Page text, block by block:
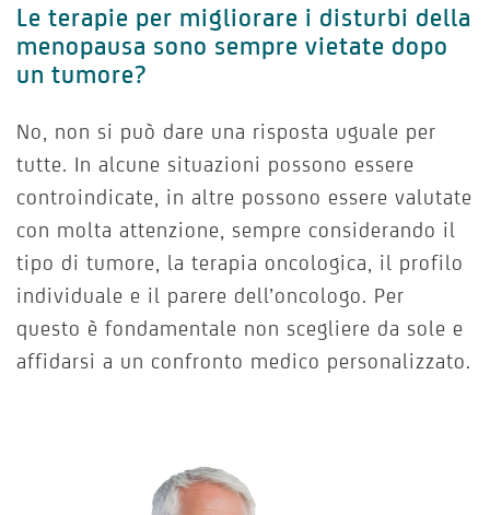
Le terapie per migliorare i disturbi della
menopausa sono sempre vietate dopo
un tumore?
No, non si può dare una risposta uguale per
tutte. In alcune situazioni possono essere
controindicate, in altre possono essere valutate
con molta attenzione, sempre considerando il
tipo di tumore, la terapia oncologica, il profilo
individuale e il parere dell’oncologo. Per
questo è fondamentale non scegliere da sole e
affidarsi a un confronto medico personalizzato.